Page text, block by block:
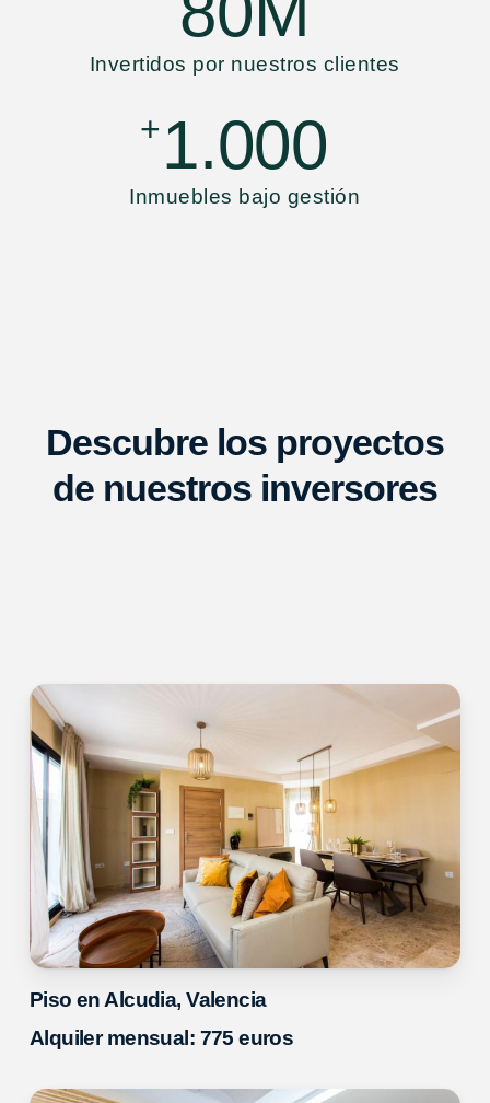
Invertidos por nuestros clientes
+1.000
Inmuebles bajo gestión
Descubre los proyectos
de nuestros inversores
Piso en Alcudia, Valencia
Alquiler mensual: 775 euros